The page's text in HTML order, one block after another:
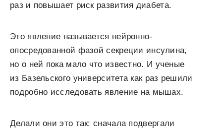
раз и повышает риск развития диабета.
Это явление называется нейронно-
опосредованной фазой секреции инсулина,
но о ней пока мало что известно. И ученые
из Базельского университета как раз решили
подробно исследовать явление на мышах.
Делали они это так: сначала подвергали